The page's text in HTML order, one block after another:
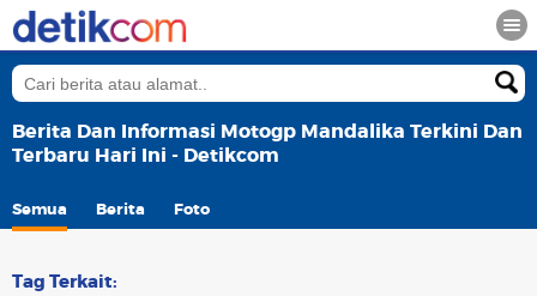
Berita Dan Informasi Motogp Mandalika Terkini Dan
Terbaru Hari Ini - Detikcom
Semua Berita Foto
Tag Terkait: